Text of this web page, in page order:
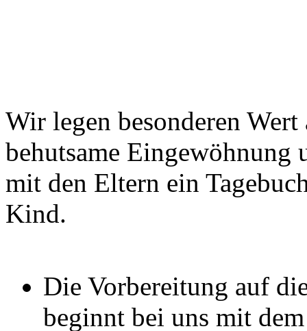
Wir legen besonderen Wert
behutsame Eingewöhnung
mit den Eltern ein
Kind.
Die Vorbereitung auf
beginnt bei uns mit